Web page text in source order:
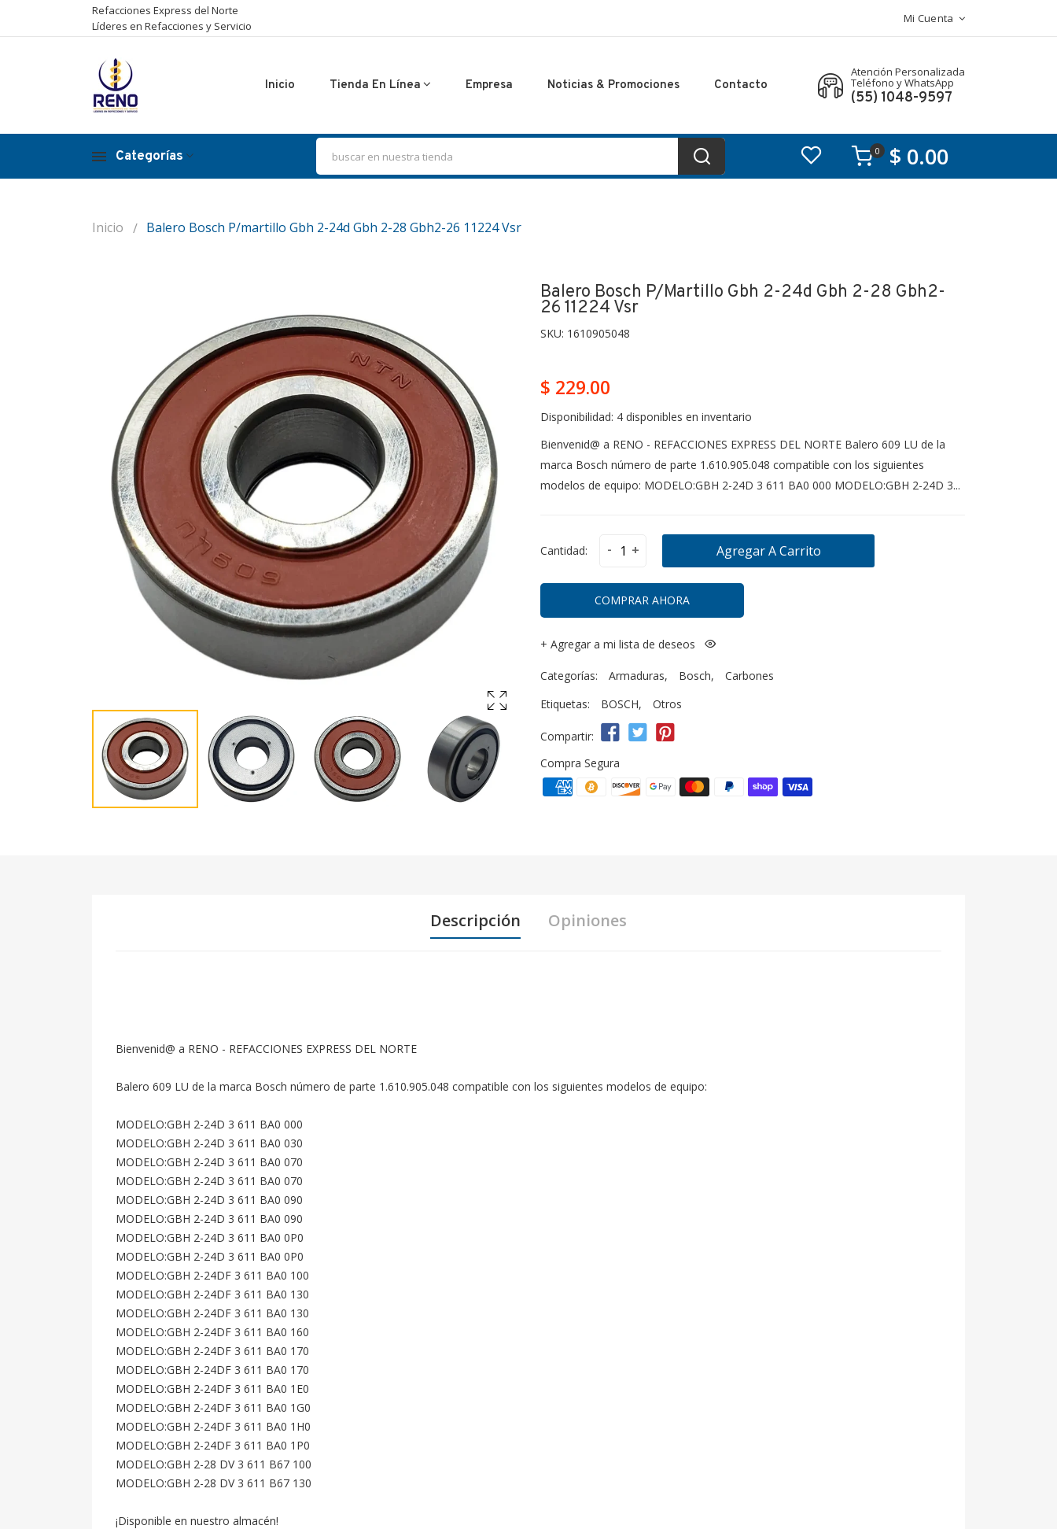
Refacciones Express del Norte
Líderes en Refacciones y Servicio
Mi Cuenta
Inicio Tienda En Línea Empresa Noticias & Promociones Contacto
Atención Personalizada
Teléfono y WhatsApp
(55) 1048-9597
Categorías $ 0.00
0
Inicio Balero Bosch P/martillo Gbh 2-24d Gbh 2-28 Gbh2-26 11224 Vsr
Balero Bosch P/martillo Gbh 2-24d Gbh 2-28 Gbh2-
26 11224 Vsr
SKU: 1610905048
$ 229.00
Disponibilidad: 4 disponibles en inventario
Bienvenid@ a RENO - REFACCIONES EXPRESS DEL NORTE Balero 609 LU de la
marca Bosch número de parte 1.610.905.048 compatible con los siguientes
modelos de equipo: MODELO:GBH 2-24D 3 611 BA0 000 MODELO:GBH 2-24D 3...
Cantidad: - + Agregar A Carrito
COMPRAR AHORA
+ Agregar a mi lista de deseos
Categorías: Armaduras, Bosch,
Carbones
Etiquetas:
BOSCH, Otros
Compartir:
Compra Segura
Descripción Opiniones
Bienvenid@ a RENO - REFACCIONES EXPRESS DEL NORTE
Balero 609 LU de la marca Bosch número de parte 1.610.905.048 compatible con los siguientes modelos de equipo:
MODELO:GBH 2-24D 3 611 BA0 000
MODELO:GBH 2-24D 3 611 BA0 030
MODELO:GBH 2-24D 3 611 BA0 070
MODELO:GBH 2-24D 3 611 BA0 070
MODELO:GBH 2-24D 3 611 BA0 090
MODELO:GBH 2-24D 3 611 BA0 090
MODELO:GBH 2-24D 3 611 BA0 0P0
MODELO:GBH 2-24D 3 611 BA0 0P0
MODELO:GBH 2-24DF 3 611 BA0 100
MODELO:GBH 2-24DF 3 611 BA0 130
MODELO:GBH 2-24DF 3 611 BA0 130
MODELO:GBH 2-24DF 3 611 BA0 160
MODELO:GBH 2-24DF 3 611 BA0 170
MODELO:GBH 2-24DF 3 611 BA0 170
MODELO:GBH 2-24DF 3 611 BA0 1E0
MODELO:GBH 2-24DF 3 611 BA0 1G0
MODELO:GBH 2-24DF 3 611 BA0 1H0
MODELO:GBH 2-24DF 3 611 BA0 1P0
MODELO:GBH 2-28 DV 3 611 B67 100
MODELO:GBH 2-28 DV 3 611 B67 130
¡Disponible en nuestro almacén!